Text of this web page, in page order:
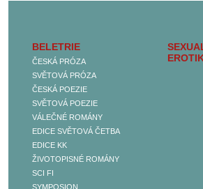
BELETRIE
ČESKÁ PRÓZA
SVĚTOVÁ PRÓZA
ČESKÁ POEZIE
SVĚTOVÁ POEZIE
VÁLEČNÉ ROMÁNY
EDICE SVĚTOVÁ ČETBA
EDICE KK
ŽIVOTOPISNÉ ROMÁNY
SCI FI
SYMPOSION
Hlavní kategorie
BELETRIE
ČESKÁ PRÓZA
SVĚTOVÁ PRÓZA
ČESKÁ POEZIE
VÁLEČNÉ ROMÁNY